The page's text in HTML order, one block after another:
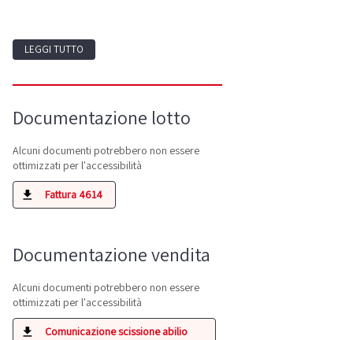
LEGGI TUTTO
Documentazione lotto
Alcuni documenti potrebbero non essere
ottimizzati per l'accessibilità
Fattura 4614
Documentazione vendita
Alcuni documenti potrebbero non essere
ottimizzati per l'accessibilità
Comunicazione scissione abilio